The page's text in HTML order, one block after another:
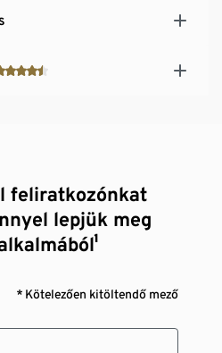
feliratkozónkat
lepjük meg
* Kötelezően kitöltendő mező